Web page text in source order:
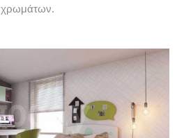
χρωμάτων.